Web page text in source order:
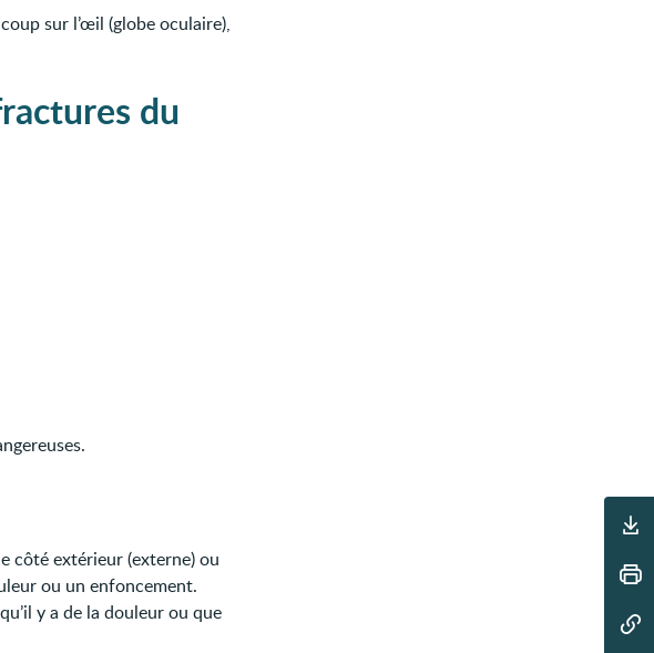
Outils
sur l’œil (globe oculaire),
du
côté extérieur (externe) ou
ou un enfoncement.
y a de la douleur ou que